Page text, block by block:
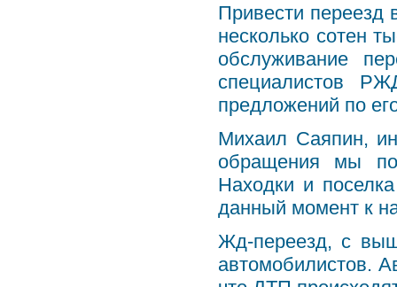
Привести переезд
несколько сотен
обслуживание
специалистов
предложений по
Михаил Саяпин,
обращения мы
Находки и
данный момент к
Жд-переезд, с
автомобилистов.